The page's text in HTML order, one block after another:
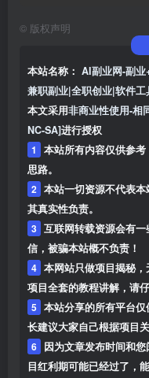
© 版权声明
本站名称： AI副业网-副
兼职副业|全职创业|软件
本文采用非商业性使用-相
NC-SA]进行授权
1
本站所有内容仅供参
思路。
2 本站一切资源不代表
其真实性负责。
3 互联网转载资源会有
信，被骗本站概不负责！
4 本网站只做项目揭秘
项目全套的教程讲解，请仔
5 本站分享的所有平台
长建议大家自己根据项目
6 因为文章发布时间和
目红利期可能已经过了，